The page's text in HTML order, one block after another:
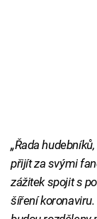
„Řada
přijít za svými
zážitek spojit s
šíření